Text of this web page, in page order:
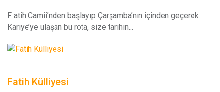
F atih Camii’nden başlayıp Çarşamba’nın içinden geçerek
Kariye’ye ulaşan bu rota, size tarihin...
Fatih Külliyesi